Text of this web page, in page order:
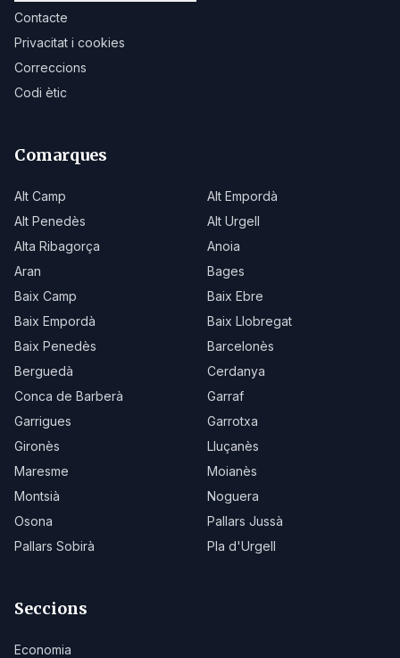
Contacte
Privacitat i cookies
Correccions
Codi ètic
Comarques
Alt Camp
Alt Empordà
Alt Penedès
Alt Urgell
Alta Ribagorça
Anoia
Aran
Bages
Baix Camp
Baix Ebre
Baix Empordà
Baix Llobregat
Baix Penedès
Barcelonès
Berguedà
Cerdanya
Conca de Barberà
Garraf
Garrigues
Garrotxa
Gironès
Lluçanès
Maresme
Moianès
Montsià
Noguera
Osona
Pallars Jussà
Pallars Sobirà
Pla d'Urgell
Seccions
Economia